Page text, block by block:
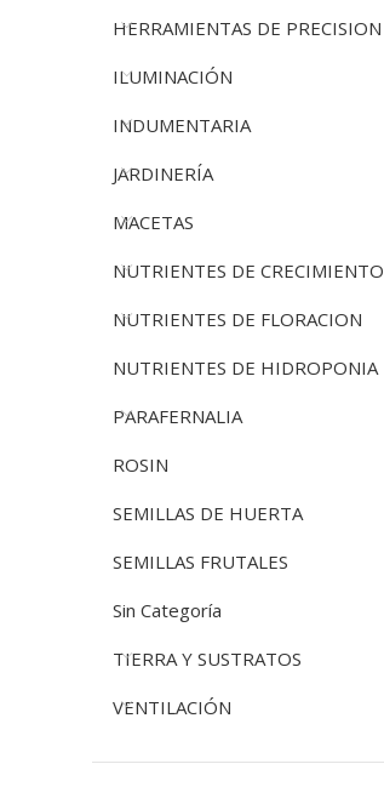
HERRAMIENTAS DE PRECISION
ILUMINACIÓN
INDUMENTARIA
JARDINERÍA
MACETAS
NUTRIENTES DE CRECIMIENTO
NUTRIENTES DE FLORACION
NUTRIENTES DE HIDROPONIA
PARAFERNALIA
ROSIN
SEMILLAS DE HUERTA
SEMILLAS FRUTALES
Sin Categoría
TIERRA Y SUSTRATOS
VENTILACIÓN